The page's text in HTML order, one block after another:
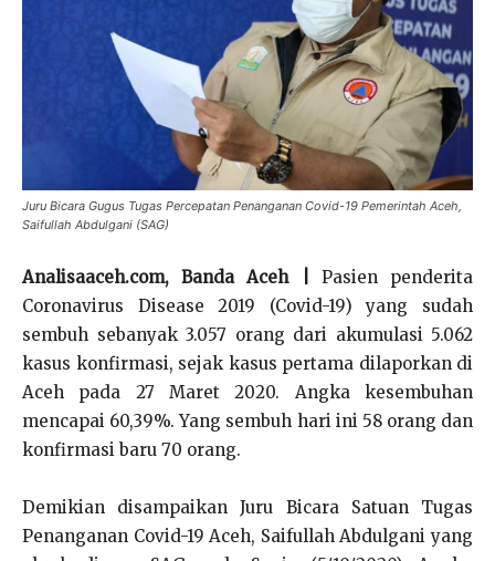
Juru Bicara Gugus Tugas Percepatan Penanganan Covid-19 Pemerintah Aceh,
Saifullah Abdulgani (SAG)
Analisaaceh.com, Banda Aceh |
Pasien penderita
Coronavirus Disease 2019 (Covid-19) yang sudah
sembuh sebanyak 3.057 orang dari akumulasi 5.062
kasus konfirmasi, sejak kasus pertama dilaporkan di
Aceh pada 27 Maret 2020. Angka kesembuhan
mencapai 60,39%. Yang sembuh hari ini 58 orang dan
konfirmasi baru 70 orang.
Demikian disampaikan Juru Bicara Satuan Tugas
Penanganan Covid-19 Aceh, Saifullah Abdulgani yang